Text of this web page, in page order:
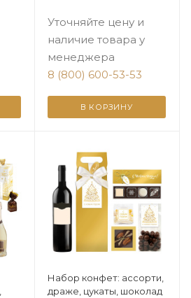
Уточняйте цену и
наличие товара у
менеджера
8 (800) 600-53-53
В КОРЗИНУ
Набор конфет: ассорти,
драже, цукаты, шоколад